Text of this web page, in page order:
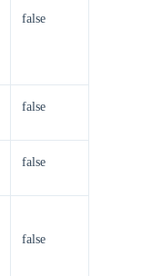
false
false
false
false